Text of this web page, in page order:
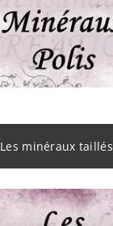
Les minéraux taillés